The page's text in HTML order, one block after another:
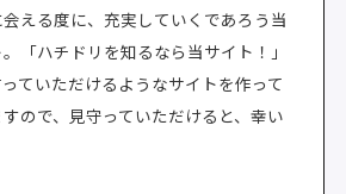
会える度に、充実していくであろう当
「ハチドリを知るなら当サイト！」
ていただけるようなサイトを作って
ので、見守っていただけると、幸い